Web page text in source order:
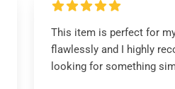
This item is perfect for
flawlessly and I highly
looking for something